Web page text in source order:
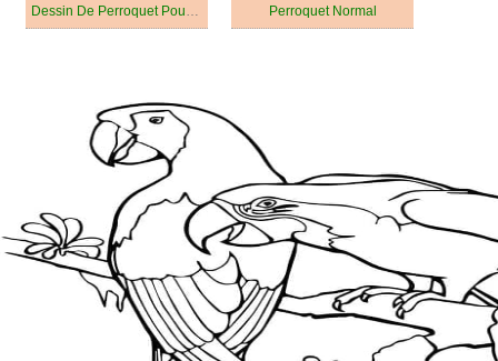
Dessin De Perroquet Pour Enfant Perroquet Normal